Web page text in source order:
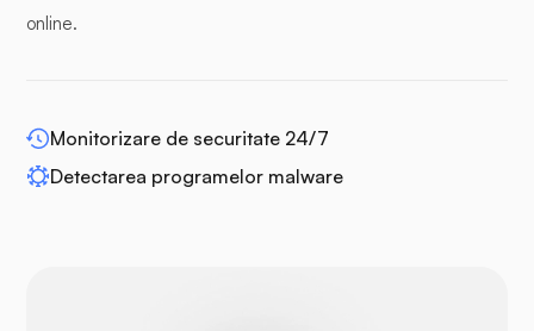
WP-extendify
online.
Monitorizare de securitate 24/7
Detectarea programelor malware